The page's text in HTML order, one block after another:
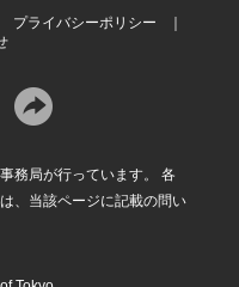
ない企画に参加でき
プロジェクト>
<ひらけ！赤門プロ
プライバシーポリシー
務局が行っています。 各
、当該ページに記載の問い